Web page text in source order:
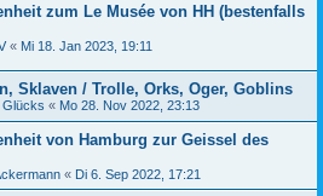
zum Le Musée von HH (bestenfalls
« Mi 18. Jan 2023, 19:11
Sklaven / Trolle, Orks, Oger, Goblins
Glücks « Mo 28. Nov 2022, 23:13
von Hamburg zur Geissel des
« Di 6. Sep 2022, 17:21